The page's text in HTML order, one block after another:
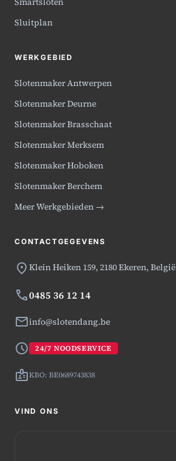
Sluitplan
WERKGEBIED
Slotenmaker Antwerpen
Slotenmaker Deurne
Slotenmaker Brasschaat
Slotenmaker Merksem
Slotenmaker Hoboken
Slotenmaker Berchem
Meer Werkgebieden →
CONTACTGEGEVENS
location_on Klein Heiken 159, 2180 Ekeren, België
phone0485 36 12 14
mailinfo@slotendang.be
schedule 24/7 NOODSERVICE
badgeKBO: BE0689743838
VIND ONS